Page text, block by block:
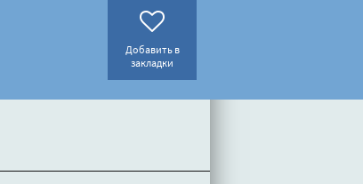
Добавить в
закладки